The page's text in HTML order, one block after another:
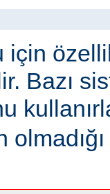
için
Bazı